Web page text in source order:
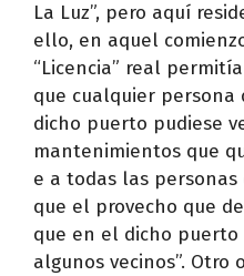
La Luz”, pero aquí
ello, en aquel
“Licencia” real
que cualquier persona
dicho puerto pudiese
mantenimientos que
e a todas las personas
que el provecho que
que en el dicho
algunos vecinos”. Otro